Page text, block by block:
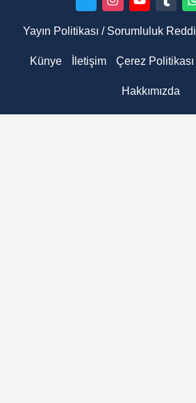
Yayın Politikası / Sorumluluk Reddi
Künye İletişim Çerez Politikası
Hakkımızda